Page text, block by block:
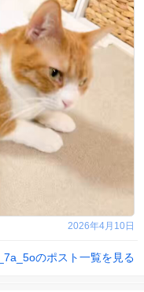
2026年4月10日
のポスト一覧を見る